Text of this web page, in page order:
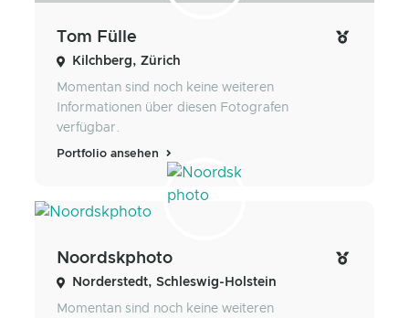
Tom Fülle
Kilchberg, Zürich
Momentan sind noch keine weiteren
Informationen über diesen Fotografen
verfügbar.
Portfolio ansehen
Noordskphoto
Norderstedt, Schleswig-Holstein
Momentan sind noch keine weiteren